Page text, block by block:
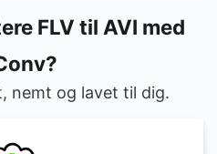
FLV til AVI med
nemt og lavet til dig.